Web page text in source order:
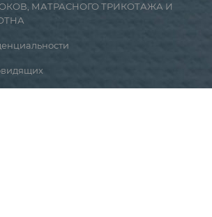
МАТРАСНОГО ТРИКОТАЖА И